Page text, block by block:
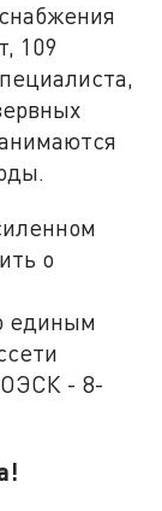
109
о
единым
- 8-